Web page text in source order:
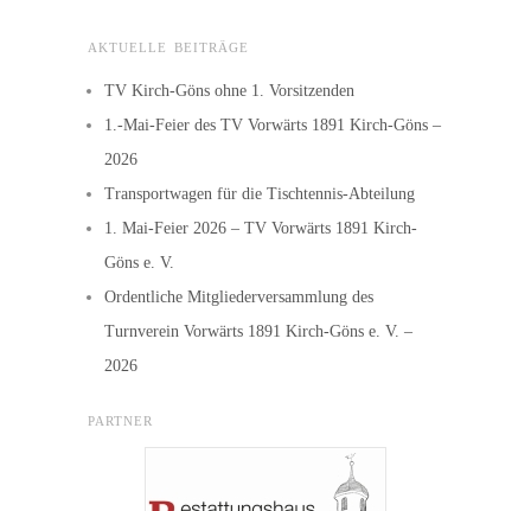
AKTUELLE BEITRÄGE
TV Kirch-Göns ohne 1. Vorsitzenden
1.-Mai-Feier des TV Vorwärts 1891 Kirch-Göns –
2026
Transportwagen für die Tischtennis-Abteilung
1. Mai-Feier 2026 – TV Vorwärts 1891 Kirch-
Göns e. V.
Ordentliche Mitgliederversammlung des
Turnverein Vorwärts 1891 Kirch-Göns e. V. –
2026
PARTNER